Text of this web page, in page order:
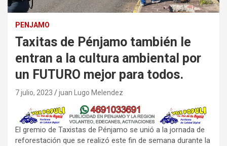
PENJAMO
Taxitas de Pénjamo también le
entran a la cultura ambiental por
un FUTURO mejor para todos.
7 julio, 2023 juan Lugo Melendez
El gremio de Taxistas de Pénjamo se unió a la jornada de
reforestación que se realizó este fin de semana durante la